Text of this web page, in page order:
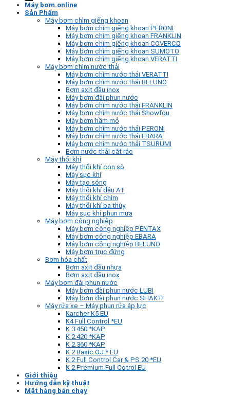
Máy bơm.online
Sản Phẩm
Máy bơm chìm giếng khoan
Máy bơm chìm giếng khoan PERONI
Máy bơm chìm giếng khoan FRANKLIN
Máy bơm chìm giếng khoan COVERCO
Máy bơm chìm giếng khoan SUMOTO
Máy bơm chìm giếng khoan VERATTI
Máy bơm chìm nước thải
Máy bơm chìm nước thải VERATTI
Máy bơm chìm nước thải BELUNO
Bơm axit đầu inox
Máy bơm đài phun nước
Máy bơm chìm nước thải FRANKLIN
Máy bơm chìm nước thải Showfou
Máy bơm hầm mỏ
Máy bơm chìm nước thải PERONI
Máy bơm chìm nước thải EBARA
Máy bơm chìm nước thải TSURUMI
Bơm nước thải cắt rác
Máy thổi khí
Máy thổi khí con sò
Máy sục khí
Máy tạo sóng
Máy thổi khí đầu AT
Máy thổi khí chìm
Máy thổi khí ba thùy
Máy sục khí phun mưa
Máy bơm công nghiệp
Máy bơm công nghiệp PENTAX
Máy bơm công nghiệp EBARA
Máy bơm công nghiệp BELUNO
Máy bơm trục đứng
Bơm hóa chất
Bơm axit đầu nhựa
Bơm axit đầu inox
Máy bơm đài phun nước
Máy bơm đài phun nước LUBI
Máy bơm đài phun nước SHAKTI
Máy rửa xe – Máy phun rửa áp lực
Karcher K5 EU
K4 Full Control *EU
K 3.450 *KAP
K 2.420 *KAP
K 2.360 *KAP
K 2 Basic OJ * EU
K 2 Full Control Car & PS 20 *EU
K 2 Premium Full Cotrol EU
Giới thiệu
Hướng dẫn kỹ thuật
Mặt hàng bán chạy